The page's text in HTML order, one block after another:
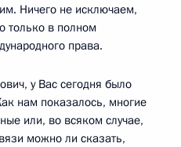
Ничего не исключаем,
только в полном
права.
у Вас сегодня было
нам показалось, многие
или, во всяком случае,
можно ли сказать,